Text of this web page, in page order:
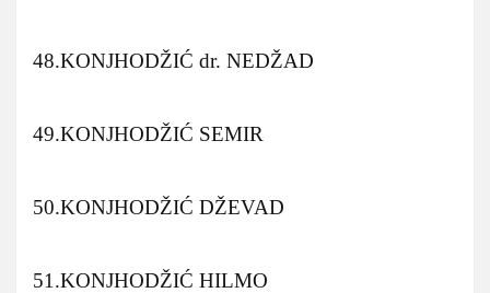
48.KONJHODŽIĆ dr. NEDŽAD
49.KONJHODŽIĆ SEMIR
50.KONJHODŽIĆ DŽEVAD
51.KONJHODŽIĆ HILMO